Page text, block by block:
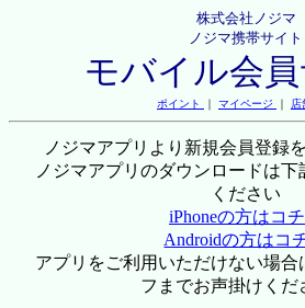
株式会社ノジマ
ノジマ携帯サイト
モバイル会員
ポイント ｜ マイページ ｜ 店
ノジマアプリより新規会員登録
ノジマアプリのダウンロードは
ください
iPhoneの方はコ
Androidの方はコ
アプリをご利用いただけない場合
フまでお声掛けくだ